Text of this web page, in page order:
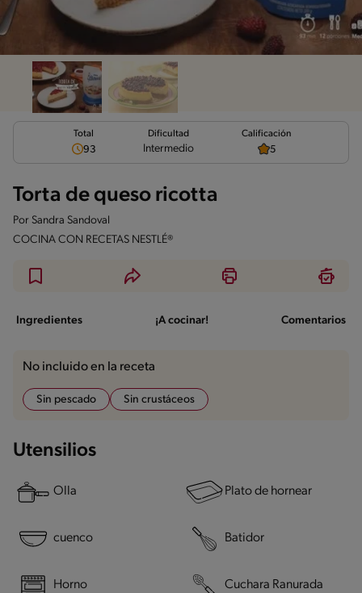
Total
93
Dificultad
Intermedio
Calificación
5
Torta de queso ricotta
Por Sandra Sandoval
COCINA CON RECETAS NESTLÉ®
Ingredientes ¡A cocinar! Comentarios
No incluido en la receta
Sin pescado Sin crustáceos
Utensilios
Olla Plato de hornear
cuenco Batidor
Horno Cuchara Ranurada